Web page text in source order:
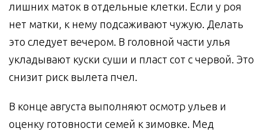
лишних маток в отдельные клетки. Если у роя
нет матки, к нему подсаживают чужую. Делать
это следует вечером. В головной части улья
укладывают куски суши и пласт сот с червой. Это
снизит риск вылета пчел.
В конце августа выполняют осмотр ульев и
оценку готовности семей к зимовке. Мед